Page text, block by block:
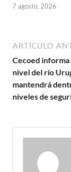
7 agosto, 2026
ARTÍCULO
Cecoed informa
nivel del río
mantendrá
niveles de